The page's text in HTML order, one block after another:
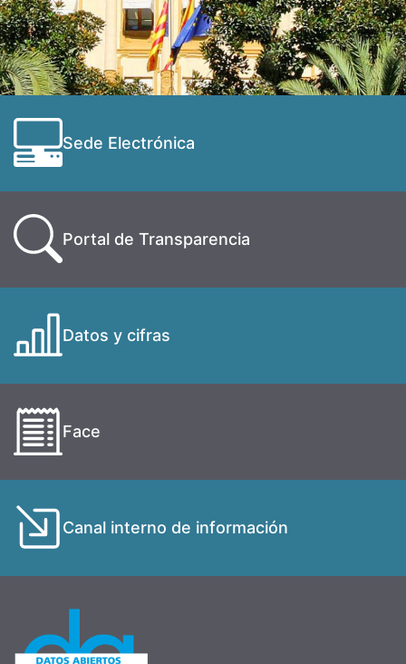
Sede Electrónica
Portal de Transparencia
Datos y cifras
Face
Canal interno de información